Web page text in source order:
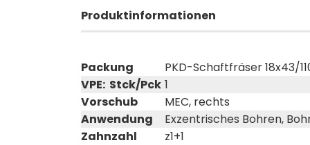
Produktinformationen
Packung
PKD-Schaftfräser 18x43/
VPE: Stck/Pck 1
Vorschub
MEC, rechts
Anwendung
Exzentrisches Bohren,
Zahnzahl
z1+1